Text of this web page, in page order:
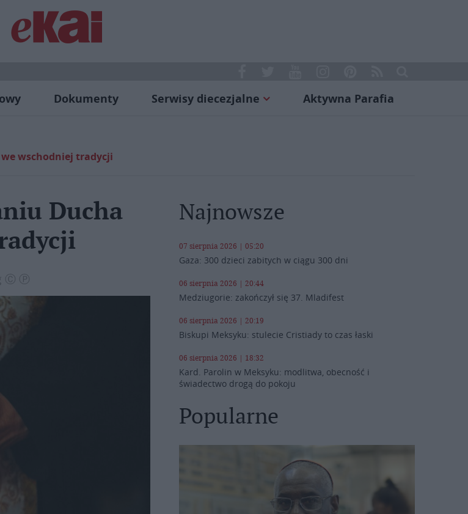
Dokumenty Serwisy diecezjalne Aktywna Parafia
we wschodniej tradycji
Ducha
Ⓒ Ⓟ
Najnowsze
07 sierpnia 2026 | 05:20
Gaza: 300 dzieci zabitych w ciągu 300 dni
06 sierpnia 2026 | 20:44
Medziugorie: zakończył się 37. Mladifest
06 sierpnia 2026 | 20:19
Biskupi Meksyku: stulecie Cristiady to czas łaski
06 sierpnia 2026 | 18:32
Kard. Parolin w Meksyku: modlitwa, obecność i
świadectwo drogą do pokoju
Popularne